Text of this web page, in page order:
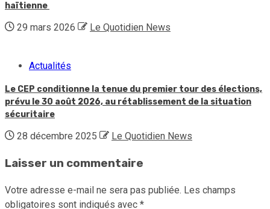
haïtienne
29 mars 2026 Le Quotidien News
Actualités
Le CEP conditionne la tenue du premier tour des élections,
prévu le 30 août 2026, au rétablissement de la situation
sécuritaire
28 décembre 2025 Le Quotidien News
Laisser un commentaire
Votre adresse e-mail ne sera pas publiée. Les champs
obligatoires sont indiqués avec *